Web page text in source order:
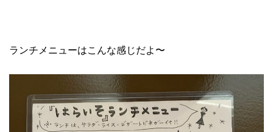
ランチメニューはこんな感じだよ〜